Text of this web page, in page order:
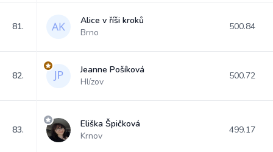
81.
Alice v říši kroků
Brno
500.84
82.
Jeanne Pošíková
Hlízov
500.72
83.
Eliška Špičková
Krnov
499.17